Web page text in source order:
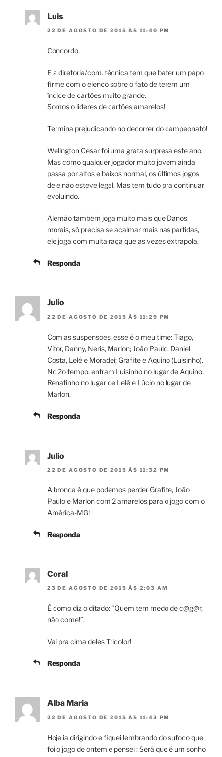
Luis
22 DE AGOSTO DE 2015 ÀS 11:40 PM
Concordo.
E a diretoria/com. técnica tem que bater um papo
firme com o elenco sobre o fato de terem um
índice de cartões muito grande.
Somos o lideres de cartões amarelos!
Termina prejudicando no decorrer do campeonato!
Welington Cesar foi uma grata surpresa este ano.
Mas como qualquer jogador muito jovem ainda
passa por altos e baixos normal, os últimos jogos
dele não esteve legal. Mas tem tudo pra continuar
evoluindo.
Alemão também joga muito mais que Danos
morais, só precisa se acalmar mais nas partidas,
ele joga com muita raça que as vezes extrapola.
Responda
Julio
22 DE AGOSTO DE 2015 ÀS 11:29 PM
Com as suspensões, esse é o meu time: Tiago,
Vitor, Danny, Neris, Marlon; João Paulo, Daniel
Costa, Lelê e Moradei; Grafite e Aquino (Luisinho).
No 2o tempo, entram Luisinho no lugar de Aquino,
Renatinho no lugar de Lelê e Lúcio no lugar de
Marlon.
Responda
Julio
22 DE AGOSTO DE 2015 ÀS 11:32 PM
A bronca é que podemos perder Grafite, João
Paulo e Marlon com 2 amarelos para o jogo com o
América-MG!
Responda
Coral
23 DE AGOSTO DE 2015 ÀS 2:03 AM
É como diz o ditado: “Quem tem medo de c@g@r,
não come!”.
Vai pra cima deles Tricolor!
Responda
Alba Maria
22 DE AGOSTO DE 2015 ÀS 11:43 PM
Hoje ia dirigindo e fiquei lembrando do sufoco que
foi o jogo de ontem e pensei : Será que é um sonho